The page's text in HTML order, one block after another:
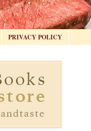
PRIVACY POLICY